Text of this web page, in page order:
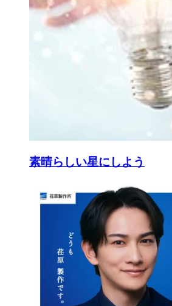
素晴らしい星にしよう